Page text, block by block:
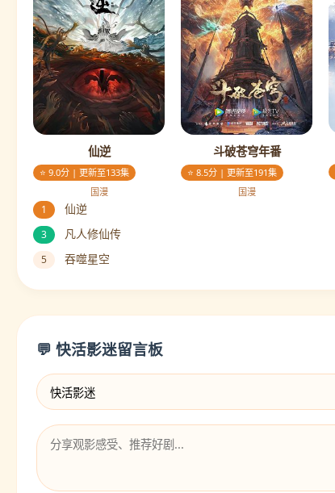
仙逆
⭐ 9.0分 | 更新至133集
国漫
斗破苍穹年番
⭐ 8.5分 | 更新至191集
国漫
1 仙逆
3 凡人修仙传
5 吞噬星空
💬 快活影迷留言板